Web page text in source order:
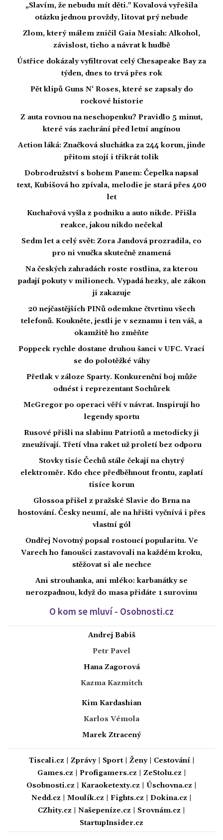
„Slavím, že nebudu mít děti." Kovalová vyřešila
otázku jednou provždy, litovat prý nebude
Zlom, který málem zničil Gaia Mesiah: Alkohol,
závislost, ticho a návrat k hudbě
Ústřice dokázaly vyfiltrovat celý Chesapeake Bay za
týden, dnes to trvá přes rok
Pět klipů Guns N‘ Roses, které se zapsaly do
rockové historie
Z auta rovnou na neschopenku? Pravidlo 5 minut,
které vás zachrání před letní angínou
Action láká: Značková sluchátka za 244 korun, jinde
přitom stojí i třikrát tolik
Dobrodružství s bohem Panem: Čepelka napsal
text, Kubišová ho zpívala, melodie je stará přes 400
let
Kuchařová vyšla z podniku a auto nikde. Přišla
reakce, jakou nikdo nečekal
Sedm let a celý svět: Zora Jandová prozradila, co
pro ni vnučka skutečně znamená
Na českých zahradách roste rostlina, za kterou
padají pokuty v milionech. Vypadá hezky, ale zákon
ji zakazuje
20 nejčastějších PINů odemkne čtvrtinu všech
telefonů. Koukněte, jestli je v seznamu i ten váš, a
okamžitě ho změňte
Poppeck rychle dostane druhou šanci v UFC. Vrací
se do polotěžké váhy
Přetlak v záloze Sparty. Konkurenční boj může
odnést i reprezentant Sochůrek
McGregor po operaci věří v návrat. Inspirují ho
legendy sportu
Rusové přišli na slabinu Patriotů a metodicky ji
zneužívají. Třetí vlna raket už proletí bez odporu
Stovky tisíc Čechů stále čekají na chytrý
elektroměr. Kdo chce předběhnout frontu, zaplatí
tisíce korun
Glossoa přišel z pražské Slavie do Brna na
hostování. Česky neumí, ale na hřišti vyčnívá i přes
vlastní gól
Ondřej Novotný popsal rostoucí popularitu. Ve
Varech ho fanoušci zastavovali na každém kroku,
stěžovat si ale nechce
Ani strouhanka, ani mléko: karbanátky se
nerozpadnou, když do masa přidáte 1 surovinu
O kom se mluví - Osobnosti.cz
Andrej Babiš
Petr Pavel
Hana Zagorová
Kazma Kazmitch
Kim Kardashian
Karlos Vémola
Marek Ztracený
Tiscali.cz Zprávy| Sport| Ženy| Cestování|
Games.cz
Profigamers.cz ZeStolu.cz
Osobnosti.cz
Karaoketexty.cz Úschovna.cz
Nedd.cz
Moulík.cz Fights.cz Dokina.cz
CZhity.cz
Našepeníze.cz Srovnám.cz
StartupInsider.cz